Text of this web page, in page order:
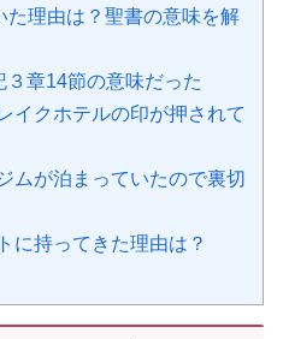
た理由は？聖書の意味を解
章14節の意味だった
イクホテルの印が押されて
ムが泊まっていたので裏切
に持ってきた理由は？